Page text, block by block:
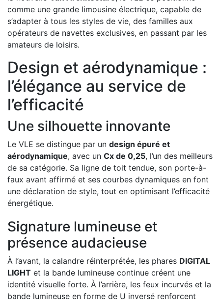
comme une grande limousine électrique, capable de
s’adapter à tous les styles de vie, des familles aux
opérateurs de navettes exclusives, en passant par les
amateurs de loisirs.
Design et aérodynamique :
l’élégance au service de
l’efficacité
Une silhouette innovante
Le VLE se distingue par un design épuré et
aérodynamique, avec un Cx de 0,25, l’un des meilleurs
de sa catégorie. Sa ligne de toit tendue, son porte-à-
faux avant affirmé et ses courbes dynamiques en font
une déclaration de style, tout en optimisant l’efficacité
énergétique.
Signature lumineuse et
présence audacieuse
À l’avant, la calandre réinterprétée, les phares DIGITAL
LIGHT et la bande lumineuse continue créent une
identité visuelle forte. À l’arrière, les feux incurvés et la
bande lumineuse en forme de U inversé renforcent